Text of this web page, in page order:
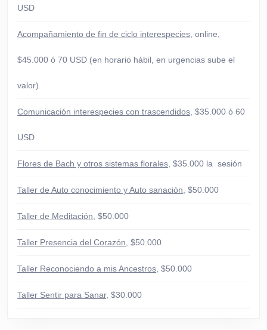
USD
Acompañamiento de fin de ciclo interespecies , online,
$45.000 ó 70 USD (en horario hábil, en urgencias sube el
valor).
Comunicación interespecies con trascendidos , $35.000 ó 60
USD
Flores de Bach y otros sistemas florales , $35.000 la sesión
Taller de Auto conocimiento y Auto sanación , $50.000
Taller de Meditación , $50.000
Taller Presencia del Corazón , $50.000
Taller Reconociendo a mis Ancestros , $50.000
Taller Sentir para Sanar, $30.000